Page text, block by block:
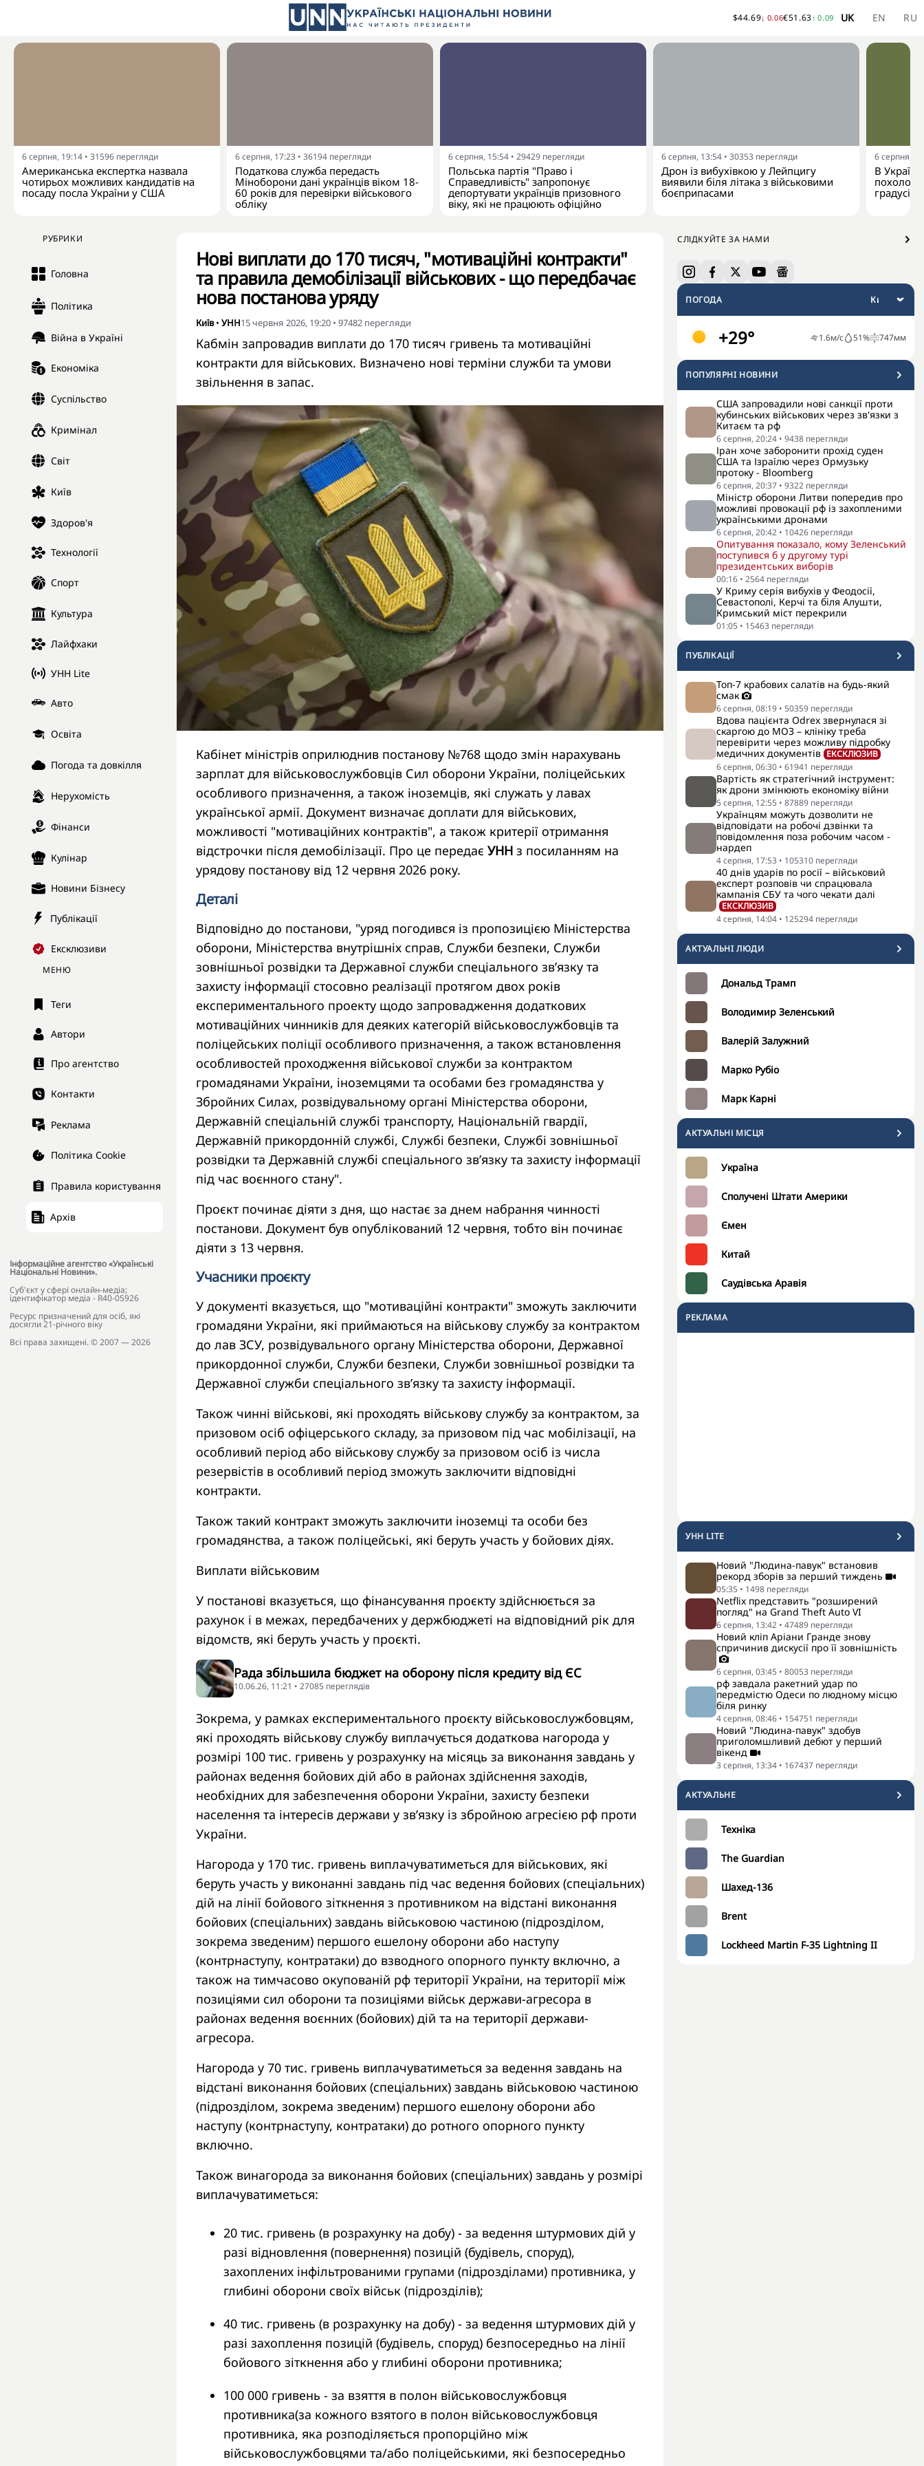
$44.69↓ 0.06€51.63↑ 0.09 UK EN RU
6 серпня, 19:14 • 31596 перегляди
Американська експертка назвала
чотирьох можливих кандидатів на
посаду посла України у США
6 серпня, 17:23 • 36194 перегляди
Податкова служба передасть
Міноборони дані українців віком 18-
60 років для перевірки військового
обліку
6 серпня, 15:54 • 29429 перегляди
Польська партія "Право і
Справедливість" запропонує
депортувати українців призовного
віку, які не працюють офіційно
6 серпня, 13:54 • 30353 перегляди
Дрон із вибухівкою у Лейпцигу
виявили біля літака з військовими
боєприпасами
6 серпня,
В
градусів
РУБРИКИ
Головна
Політика
Війна в Україні
Економіка
Суспільство
Кримінал
Світ
Київ
Здоров'я
Технології
Спорт
Культура
Лайфхаки
УНН Lite
Авто
Освіта
Погода та довкілля
Нерухомість
Фінанси
Кулінар
Новини Бізнесу
Публікації
Ексклюзиви
МЕНЮ
Теги
Автори
Про агентство
Контакти
Реклама
Політика Cookie
Правила користування
Архів
Інформаційне агентство «Українські
Національні Новини».
Cуб'єкт у сфері онлайн-медіа;
ідентифікатор медіа - R40-05926
Ресурс призначений для осіб, які
досягли 21-річного віку
Всі права захищені. © 2007 — 2026
СЛІДКУЙТЕ ЗА НАМИ
ПОГОДА
+29° 1.6м/с 51% 747мм
ПОПУЛЯРНI НОВИНИ
США запровадили нові санкції проти
кубинських військових через зв'язки з
Китаєм та рф
6 серпня, 20:24 • 9438 перегляди
Іран хоче заборонити прохід суден
США та Ізраїлю через Ормузьку
протоку - Bloomberg
6 серпня, 20:37 • 9322 перегляди
Міністр оборони Литви попередив про
можливі провокації рф із захопленими
українськими дронами
6 серпня, 20:42 • 10426 перегляди
Опитування показало, кому Зеленський
поступився б у другому турі
президентських виборів
00:16 • 2564 перегляди
У Криму серія вибухів у Феодосії,
Севастополі, Керчі та біля Алушти,
Кримський міст перекрили
01:05 • 15463 перегляди
ПУБЛІКАЦІЇ
Топ-7 крабових салатів на будь-який
смак
6 серпня, 08:19 • 50359 перегляди
Вдова пацієнта Odrex звернулася зі
скаргою до МОЗ – клініку треба
перевірити через можливу підробку
медичних документів ЕКСКЛЮЗИВ
6 серпня, 06:30 • 61941 перегляди
Вартість як стратегічний інструмент:
як дрони змінюють економіку війни
5 серпня, 12:55 • 87889 перегляди
Українцям можуть дозволити не
відповідати на робочі дзвінки та
повідомлення поза робочим часом -
нардеп
4 серпня, 17:53 • 105310 перегляди
40 днів ударів по росії – військовий
експерт розповів чи спрацювала
кампанія СБУ та чого чекати далі
ЕКСКЛЮЗИВ
4 серпня, 14:04 • 125294 перегляди
АКТУАЛЬНI ЛЮДИ
Дональд Трамп
Володимир Зеленський
Валерій Залужний
Марко Рубіо
Марк Карні
АКТУАЛЬНІ МІСЦЯ
Україна
Сполучені Штати Америки
Ємен
Китай
Саудівська Аравія
РЕКЛАМА
УНН LITE
Новий "Людина-павук" встановив
рекорд зборів за перший тиждень
05:35 • 1498 перегляди
Netflix представить "розширений
погляд" на Grand Theft Auto VI
6 серпня, 13:42 • 47489 перегляди
Новий кліп Аріани Гранде знову
спричинив дискусії про її зовнішність
6 серпня, 03:45 • 80053 перегляди
рф завдала ракетний удар по
передмістю Одеси по людному місцю
біля ринку
4 серпня, 08:46 • 154751 перегляди
Новий "Людина-павук" здобув
приголомшливий дебют у перший
вікенд
3 серпня, 13:34 • 167437 перегляди
АКТУАЛЬНЕ
Техніка
The Guardian
Шахед-136
Brent
Lockheed Martin F-35 Lightning II
Нові виплати до 170 тисяч, "мотиваційні контракти"
та правила демобілізації військових - що передбачає
нова постанова уряду
Київ• УНН15 червня 2026, 19:20 • 97482 перегляди
Кабмін запровадив виплати до 170 тисяч гривень та мотиваційні
контракти для військових. Визначено нові терміни служби та умови
звільнення в запас.
Кабінет міністрів оприлюднив постанову №768 щодо змін нарахувань
зарплат для військовослужбовців Сил оборони України, поліцейських
особливого призначення, а також іноземців, які служать у лавах
української армії. Документ визначає доплати для військових,
можливості "мотиваційних контрактів", а також критерії отримання
відстрочки після демобілізації. Про це передає УНН з посиланням на
урядову постанову від 12 червня 2026 року.
Деталі
Відповідно до постанови, "уряд погодився із пропозицією Міністерства
оборони, Міністерства внутрішніх справ, Служби безпеки, Служби
зовнішньої розвідки та Державної служби спеціального зв’язку та
захисту інформації стосовно реалізації протягом двох років
експериментального проекту щодо запровадження додаткових
мотиваційних чинників для деяких категорій військовослужбовців та
поліцейських поліції особливого призначення, а також встановлення
особливостей проходження військової служби за контрактом
громадянами України, іноземцями та особами без громадянства у
Збройних Силах, розвідувальному органі Міністерства оборони,
Державній спеціальній службі транспорту, Національній гвардії,
Державній прикордонній службі, Службі безпеки, Службі зовнішньої
розвідки та Державній службі спеціального зв’язку та захисту інформації
під час воєнного стану".
Проєкт починає діяти з дня, що настає за днем набрання чинності
постанови. Документ був опублікований 12 червня, тобто він починає
діяти з 13 червня.
Учасники проєкту
У документі вказується, що "мотиваційні контракти" зможуть заключити
громадяни України, які приймаються на військову службу за контрактом
до лав ЗСУ, розвідувального органу Міністерства оборони, Державної
прикордонної служби, Служби безпеки, Служби зовнішньої розвідки та
Державної служби спеціального зв’язку та захисту інформації.
Також чинні військові, які проходять військову службу за контрактом, за
призовом осіб офіцерського складу, за призовом під час мобілізації, на
особливий період або військову службу за призовом осіб із числа
резервістів в особливий період зможуть заключити відповідні
контракти.
Також такий контракт зможуть заключити іноземці та особи без
громадянства, а також поліцейські, які беруть участь у бойових діях.
Виплати військовим
У постанові вказується, що фінансування проєкту здійснюється за
рахунок і в межах, передбачених у держбюджеті на відповідний рік для
відомств, які беруть участь у проєкті.
Рада збільшила бюджет на оборону після кредиту від ЄС
10.06.26, 11:21 • 27085 переглядiв
Зокрема, у рамках експериментального проєкту військовослужбовцям,
які проходять військову службу виплачується додаткова нагорода у
розмірі 100 тис. гривень у розрахунку на місяць за виконання завдань у
районах ведення бойових дій або в районах здійснення заходів,
необхідних для забезпечення оборони України, захисту безпеки
населення та інтересів держави у зв’язку із збройною агресією рф проти
України.
Нагорода у 170 тис. гривень виплачуватиметься для військових, які
беруть участь у виконанні завдань під час ведення бойових (спеціальних)
дій на лінії бойового зіткнення з противником на відстані виконання
бойових (спеціальних) завдань військовою частиною (підрозділом,
зокрема зведеним) першого ешелону оборони або наступу
(контрнаступу, контратаки) до взводного опорного пункту включно, а
також на тимчасово окупованій рф території України, на території між
позиціями сил оборони та позиціями військ держави-агресора в
районах ведення воєнних (бойових) дій та на території держави-
агресора.
Нагорода у 70 тис. гривень виплачуватиметься за ведення завдань на
відстані виконання бойових (спеціальних) завдань військовою частиною
(підрозділом, зокрема зведеним) першого ешелону оборони або
наступу (контрнаступу, контратаки) до ротного опорного пункту
включно.
Також винагорода за виконання бойових (спеціальних) завдань у розмірі
виплачуватиметься:
20 тис. гривень (в розрахунку на добу) - за ведення штурмових дій у
разі відновлення (повернення) позицій (будівель, споруд),
захоплених інфільтрованими групами (підрозділами) противника, у
глибині оборони своїх військ (підрозділів);
40 тис. гривень (в розрахунку на добу) - за ведення штурмових дій у
разі захоплення позицій (будівель, споруд) безпосередньо на лінії
бойового зіткнення або у глибині оборони противника;
100 000 гривень - за взяття в полон військовослужбовця
противника(за кожного взятого в полон військовослужбовця
противника, яка розподіляється пропорційно між
військовослужбовцями та/або поліцейськими, які безпосередньо